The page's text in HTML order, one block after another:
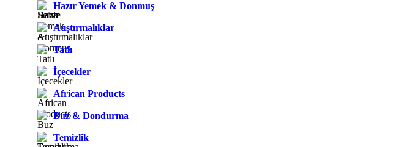
Hazır Yemek & Donmuş
Atıştırmalıklar
Tatlı
İçecekler
African Products
Buz & Dondurma
Temizlik